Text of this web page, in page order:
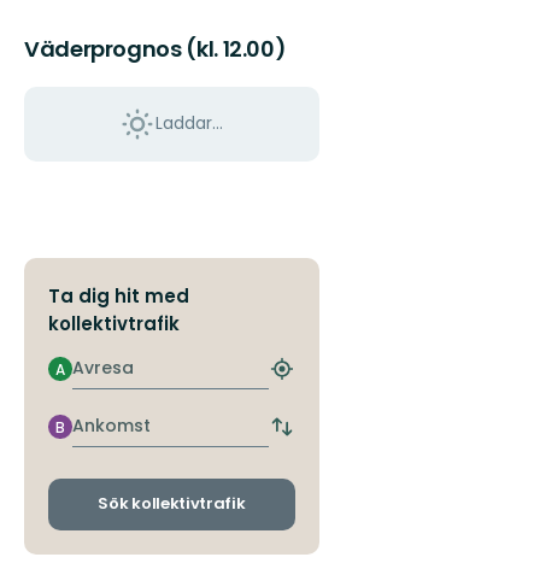
Väderprognos (kl. 12.00)
Laddar...
Ta dig hit med
kollektivtrafik
Avresa
A
Hitta
hållplats
Ankomst
B
Byt
och
Sök kollektivtrafik